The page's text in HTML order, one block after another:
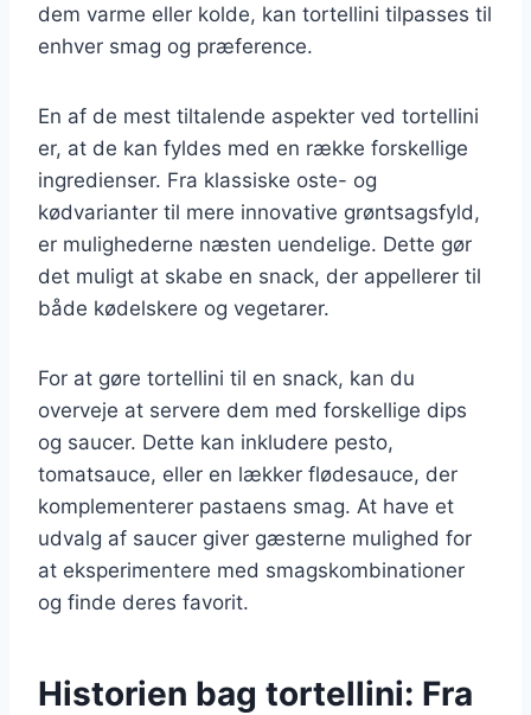
dem varme eller kolde, kan tortellini tilpasses til
enhver smag og præference.
En af de mest tiltalende aspekter ved tortellini
er, at de kan fyldes med en række forskellige
ingredienser. Fra klassiske oste- og
kødvarianter til mere innovative grøntsagsfyld,
er mulighederne næsten uendelige. Dette gør
det muligt at skabe en snack, der appellerer til
både kødelskere og vegetarer.
For at gøre tortellini til en snack, kan du
overveje at servere dem med forskellige dips
og saucer. Dette kan inkludere pesto,
tomatsauce, eller en lækker flødesauce, der
komplementerer pastaens smag. At have et
udvalg af saucer giver gæsterne mulighed for
at eksperimentere med smagskombinationer
og finde deres favorit.
Historien bag tortellini: Fra